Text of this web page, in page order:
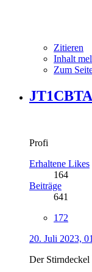
Zitieren
Inhalt
Zum
Profi
Erhaltene Likes
164
Beiträge
641
172
20. Juli 2023,
Der Stirndeckel